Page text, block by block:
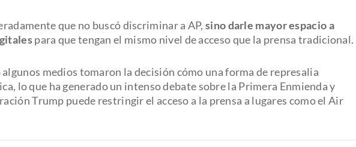
que no buscó discriminar a AP, sino darle mayor espacio a
para que tengan el mismo nivel de acceso que la prensa tradicional.
medios tomaron la decisión cómo una forma de represalia
lo que ha generado un intenso debate sobre la Primera Enmienda y
Trump puede restringir el acceso a la prensa a lugares como el Air